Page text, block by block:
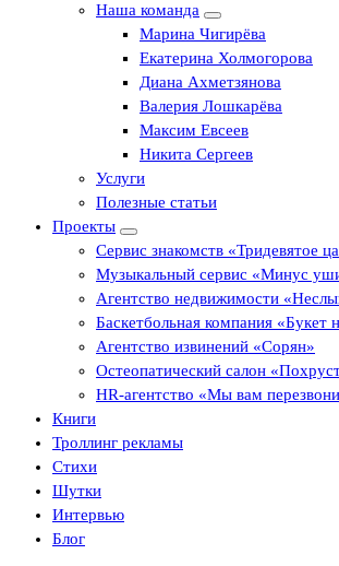
Наша команда
Марина Чигирёва
Екатерина Холмогорова
Диана Ахметзянова
Валерия Лошкарёва
Максим Евсеев
Никита Сергеев
Услуги
Полезные статьи
Проекты
Сервис знакомств «Тридевятое
Музыкальный сервис «Минус
Агентство недвижимости
Баскетбольная компания «Букет
Агентство извинений «Сорян»
Остеопатический салон
HR-агентство «Мы вам
Книги
Троллинг рекламы
Стихи
Шутки
Интервью
Блог